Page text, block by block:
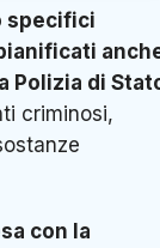
specifici
Polizia di
criminosi,
con la